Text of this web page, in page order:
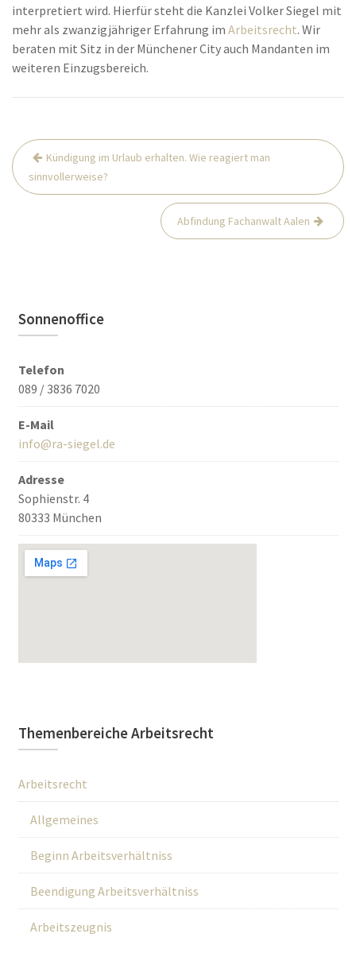
interpretiert wird. Hierfür steht die Kanzlei Volker Siegel mit
mehr als zwanzigjähriger Erfahrung im Arbeitsrecht. Wir
beraten mit Sitz in der Münchener City auch Mandanten im
weiteren Einzugsbereich.
Beitrags-
Navigation
Kündigung im Urlaub erhalten. Wie reagiert man
sinnvollerweise?
Abfindung Fachanwalt Aalen
Sonnenoffice
Telefon
089 / 3836 7020
E-Mail
info@ra-siegel.de
Adresse
Sophienstr. 4
80333 München
Themenbereiche Arbeitsrecht
Arbeitsrecht
Allgemeines
Beginn Arbeitsverhältniss
Beendigung Arbeitsverhältniss
Arbeitszeugnis